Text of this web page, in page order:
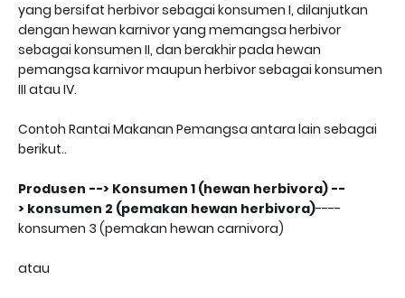
yang bersifat herbivor sebagai konsumen I, dilanjutkan
dengan hewan karnivor yang memangsa herbivor
sebagai konsumen II, dan berakhir pada hewan
pemangsa karnivor maupun herbivor sebagai konsumen
III atau IV.
Contoh Rantai Makanan Pemangsa antara lain sebagai
berikut..
Produsen --> Konsumen 1 (hewan herbivora) --
> konsumen 2 (pemakan hewan herbivora)----
konsumen 3 (pemakan hewan carnivora)
atau